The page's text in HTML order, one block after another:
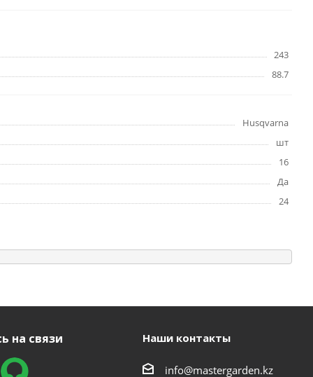
243
88.7
Husqvarna
шт
16
Да
24
на связи Наши контакты
info@mastergarden.kz